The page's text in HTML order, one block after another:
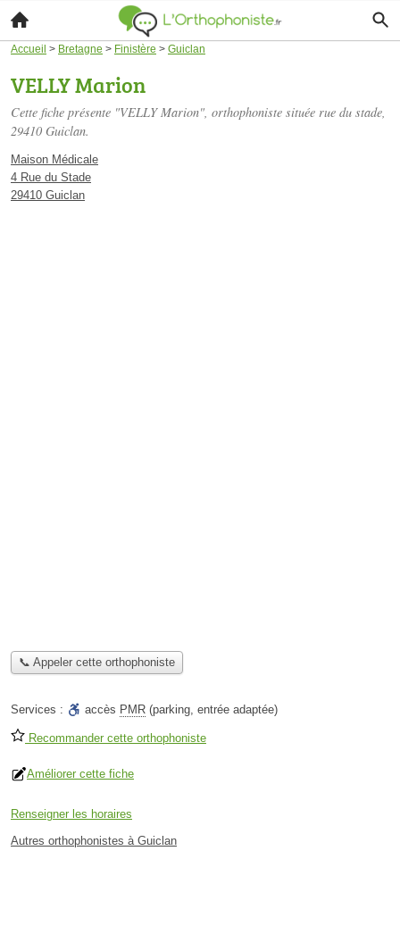
Accueil > Bretagne > Finistère > Guiclan
VELLY Marion
Cette fiche présente "VELLY Marion", orthophoniste située rue du stade,
29410 Guiclan.
Maison Médicale
4 Rue du Stade
29410 Guiclan
📞 Appeler cette orthophoniste
Services : accès PMR (parking, entrée adaptée)
Recommander cette orthophoniste
Améliorer cette fiche
Renseigner les horaires
Autres orthophonistes à Guiclan